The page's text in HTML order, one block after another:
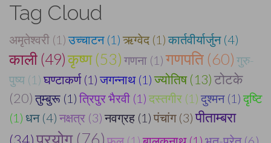
Tag Cloud
अमृतेश्वरी (1) उच्चाटन (1) ऋग्वेद (1) कार्तवीर्यार्जुन (4)
काली (49)कृष्ण (53) गणना (1) गणपति (60) गुरु-
पुष्य (1) घण्टाकर्ण (1) जगन्नाथ (1) ज्योतिष (13)टोटके
(20) तुम्बुरू (1) त्रिपुर भैरवी (1) दस्तगीर (1) दुश्मन (1) दृष्टि
(1) धन (4) नक्षत्र (3) नवग्रह (1) पंचांग (3) पीताम्बरा